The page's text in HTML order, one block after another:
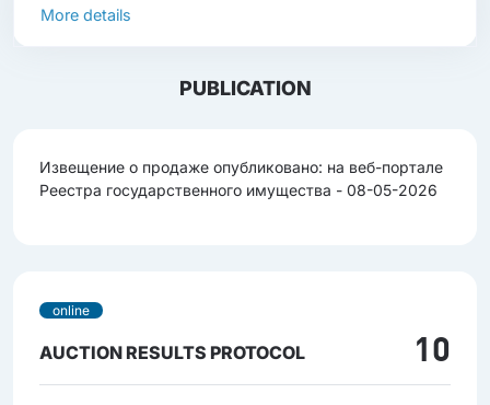
More details
PUBLICATION
Извещение о продаже опубликовано: на веб-портале
Реестра государственного имущества - 08-05-2026
online
AUCTION RESULTS PROTOCOL 10